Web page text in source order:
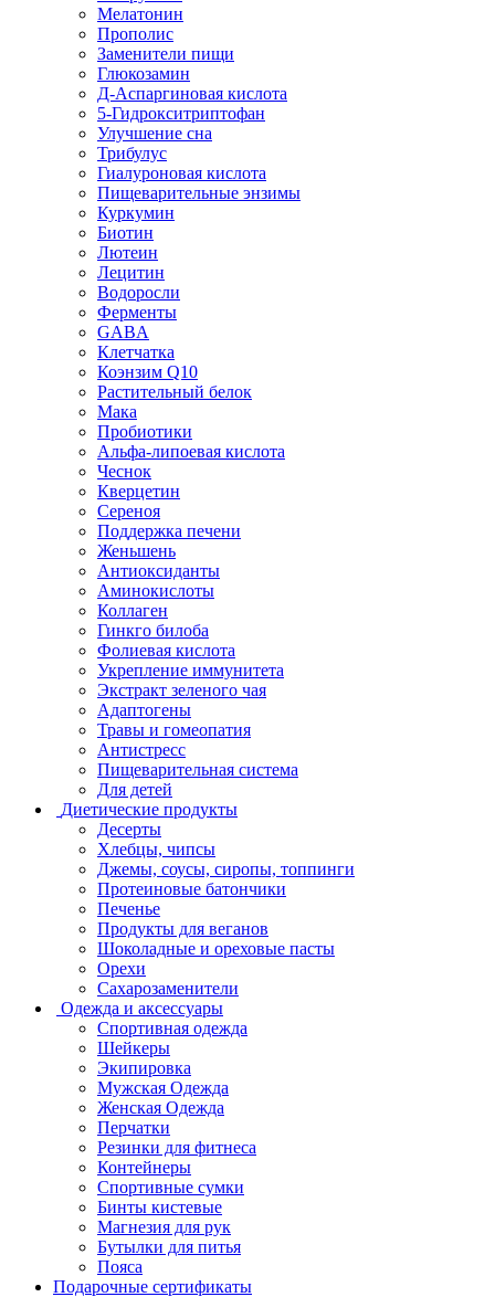
Мелатонин
Прополис
Заменители пищи
Глюкозамин
Д-Аспаргиновая кислота
5-Гидрокситриптофан
Улучшение сна
Трибулус
Гиалуроновая кислота
Пищеварительные энзимы
Куркумин
Биотин
Лютеин
Лецитин
Водоросли
Ферменты
GABA
Клетчатка
Коэнзим Q10
Растительный белок
Мака
Пробиотики
Альфа-липоевая кислота
Чеснок
Кверцетин
Сереноя
Поддержка печени
Женьшень
Антиоксиданты
Аминокислоты
Коллаген
Гинкго билоба
Фолиевая кислота
Укрепление иммунитета
Экстракт зеленого чая
Адаптогены
Травы и гомеопатия
Антистресс
Пищеварительная система
Для детей
Диетические продукты
Десерты
Хлебцы, чипсы
Джемы, соусы, сиропы, топпинги
Протеиновые батончики
Печенье
Продукты для веганов
Шоколадные и ореховые пасты
Орехи
Сахарозаменители
Одежда и аксессуары
Спортивная одежда
Шейкеры
Экипировка
Мужская Одежда
Женская Одежда
Перчатки
Резинки для фитнеса
Контейнеры
Спортивные сумки
Бинты кистевые
Магнезия для рук
Бутылки для питья
Пояса
Подарочные сертификаты